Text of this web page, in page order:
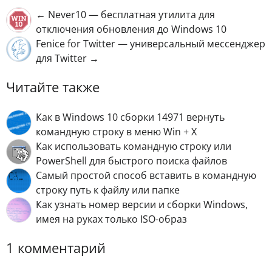
← Never10 — бесплатная утилита для
отключения обновления до Windows 10
Fenice for Twitter — универсальный мессенджер
для Twitter →
Читайте также
Как в Windows 10 сборки 14971 вернуть
командную строку в меню Win + X
Как использовать командную строку или
PowerShell для быстрого поиска файлов
Самый простой способ вставить в командную
строку путь к файлу или папке
Как узнать номер версии и сборки Windows,
имея на руках только ISO-образ
1 комментарий